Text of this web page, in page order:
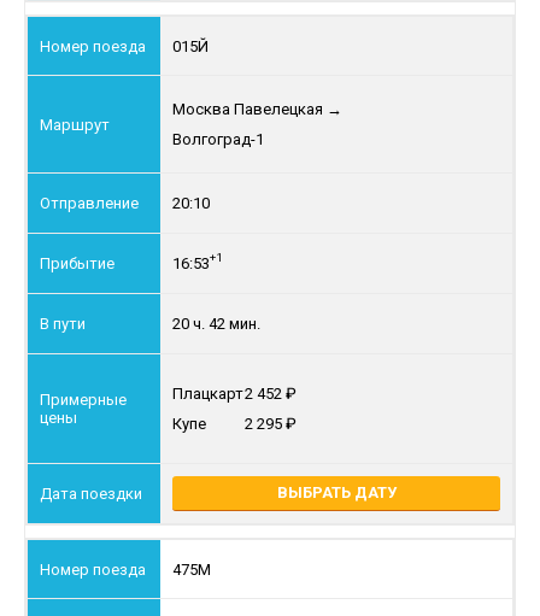
015Й
Москва Павелецкая →
Волгоград-1
20:10
16:53+1
20 ч. 42 мин.
Плацкарт2 452
Купе
2 295
ВЫБРАТЬ ДАТУ
475М